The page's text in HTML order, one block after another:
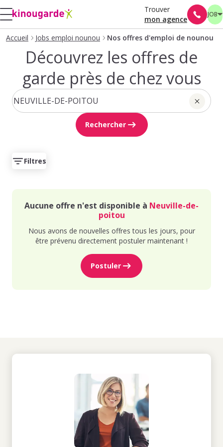
Trouver
mon agence
JOB
Accueil Jobs emploi nounou Nos offres d'emploi de nounou
Découvrez les offres de
garde près de chez vous
Rechercher
Filtres
Aucune offre n'est disponible à Neuville-de-
poitou
Nous avons de nouvelles offres tous les jours, pour
être prévenu directement postuler maintenant !
Postuler